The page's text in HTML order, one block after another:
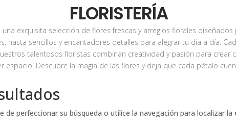
FLORISTERÍA
exquisita selección de flores frescas y arreglos florales
hasta sencillos y encantadores detalles para alegrar tu día a día.
talentosos floristas combinan creatividad y pasión para
espacio. Descubre la magia de las flores y deja que cada pétalo
perfeccionar su búsqueda o utilice la navegación para localizar la